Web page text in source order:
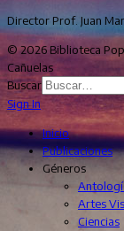
Director Prof. Juan
© 2026 Biblioteca
Cañuelas
Buscar
Sign In
Inicio
Publicaciones
Géneros
Artes
Ciencias